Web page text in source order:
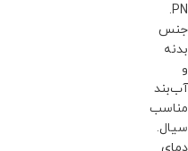
PN.
جنس
بدنه
و
آب‌بند
مناسب
سیال.